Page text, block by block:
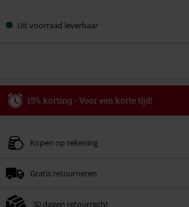
Uit voorraad leverbaar
15% korting - Voor een korte tijd!
Geldig t/m 09-08-2026
Zodra je de code hebt ingevoerd, wordt de korting
Kopen op rekening
Gratis retourneren
30 dagen retourrecht